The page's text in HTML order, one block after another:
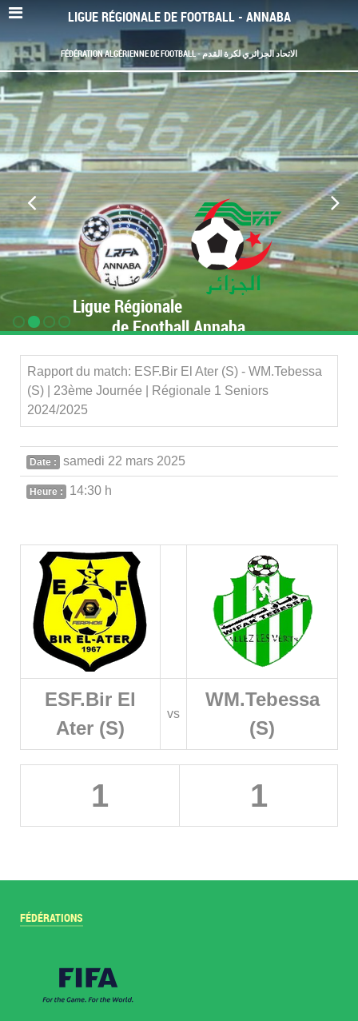
LIGUE RÉGIONALE DE FOOTBALL - ANNABA
FÉDÉRATION ALGÉRIENNE DE FOOTBALL - الاتحاد الجزائري لكرة القدم
Ligue Régionale
de Football Annaba
Rapport du match: ESF.Bir El Ater (S) - WM.Tebessa
(S) | 23ème Journée | Régionale 1 Seniors
2024/2025
Date : samedi 22 mars 2025
Heure : 14:30 h
ESF.Bir El
Ater (S)
vs
WM.Tebessa
(S)
1 1
FÉDÉRATIONS